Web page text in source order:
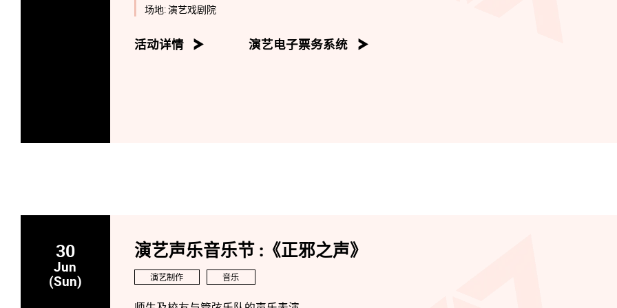
这次合作开拓了东西方文化交流的平台，融合传统和现代的艺术表达。通过跨媒体技术的运用，我
场地:演艺戏剧院
活动详情 演艺电子票务系统
30
Jun
(Sun)
演艺声乐音乐节 :《正邪之声》
演艺制作 音乐